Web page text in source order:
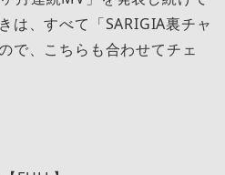
は、すべて「SARIGIA裏チャ
で、こちらも合わせてチェ